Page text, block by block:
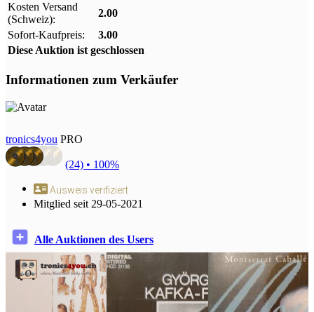
Kosten Versand
(Schweiz):
2.00
Sofort-Kaufpreis:
3.00
Diese Auktion ist geschlossen
Informationen zum Verkäufer
tronics4you PRO
(24) • 100%
Ausweis verifiziert
Mitglied seit 29-05-2021
Alle Auktionen des Users